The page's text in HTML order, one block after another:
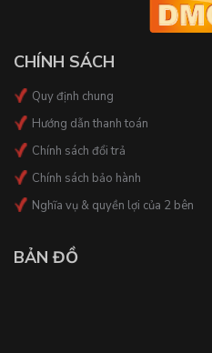
CHÍNH SÁCH
Quy định chung
Hướng dẫn thanh toán
Chính sách đổi trả
Chính sách bảo hành
Nghĩa vụ & quyền lợi của 2 bên
BẢN ĐỒ